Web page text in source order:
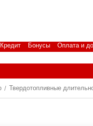
Бонусы Оплата и
/ Твердотопливные